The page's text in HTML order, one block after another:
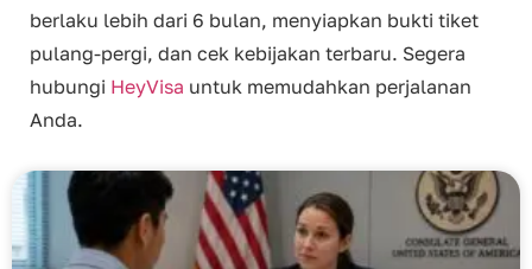
berlaku lebih dari 6 bulan, menyiapkan bukti tiket
pulang-pergi, dan cek kebijakan terbaru. Segera
hubungi HeyVisa untuk memudahkan perjalanan
Anda.